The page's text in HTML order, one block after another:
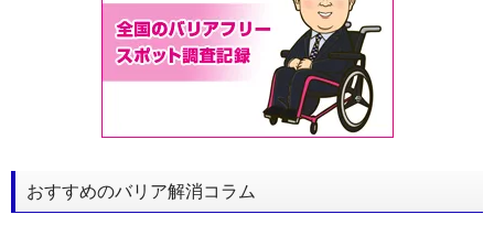
おすすめのバリア解消コラム